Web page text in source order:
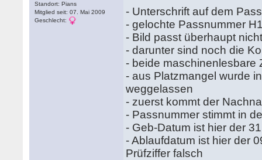
Standort: Pians
Mitglied seit: 07. Mai 2009
Geschlecht:
- Unterschrift auf dem
- gelochte Passnummer
- Bild passt überhaupt
- darunter sind noch die
- beide maschinenlesbare
- aus Platzmangel wurde
weggelassen
- zuerst kommt der
- Passnummer stimmt in
- Geb-Datum ist hier der
- Ablaufdatum ist hier der
Prüfziffer falsch